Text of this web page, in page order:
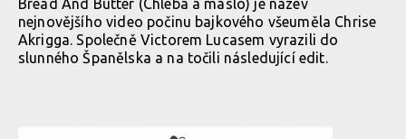
Bread And Butter (Chleba a máslo) je název
nejnovějšího video počinu bajkového všeuměla Chrise
Akrigga. Společně Victorem Lucasem vyrazili do
slunného Španělska a na točili následující edit.